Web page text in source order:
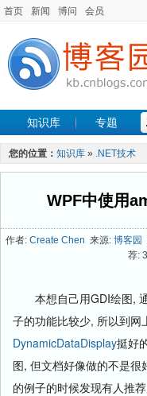
首页 新闻 博问 会员
知识库 专题
手机开发 软件工程
最新文章
您的位置： 知识库 » .NET技术
WPF中使用
作者: Create Chen 来源: 博客园
荐:
本想自己用GDI绘图, 通
子的功能比较少, 所以到网
DynamicDataDisplay挺好
图, 但文档好像做的不是
的例子的时候发现有人推